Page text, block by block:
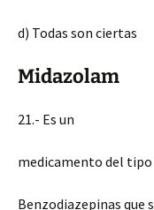
d) Todas son ciertas
Midazolam
21.- Es un
medicamento del tipo
Benzodiazepinas que